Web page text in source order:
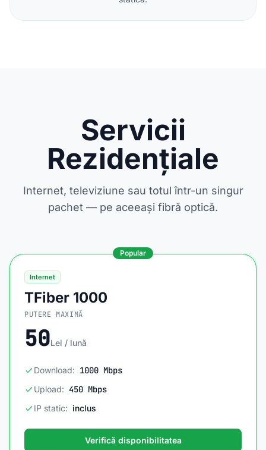
Servicii
Rezidențiale
Internet, televiziune sau totul într-un singur
pachet — pe aceeași fibră optică.
Popular
Internet
TFiber 1000
PUTERE MAXIMĂ
50Lei / lună
Download: 1000 Mbps
Upload: 450 Mbps
IP static: inclus
Verifică disponibilitatea